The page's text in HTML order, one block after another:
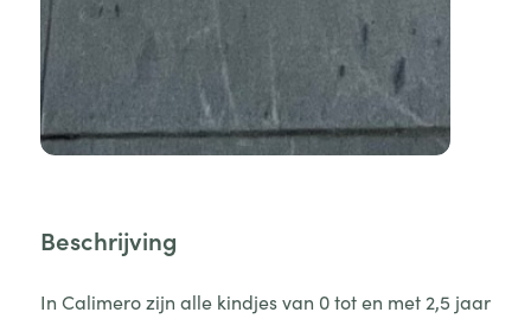
Beschrijving
In Calimero zijn alle kindjes van 0 tot en met 2,5 jaar